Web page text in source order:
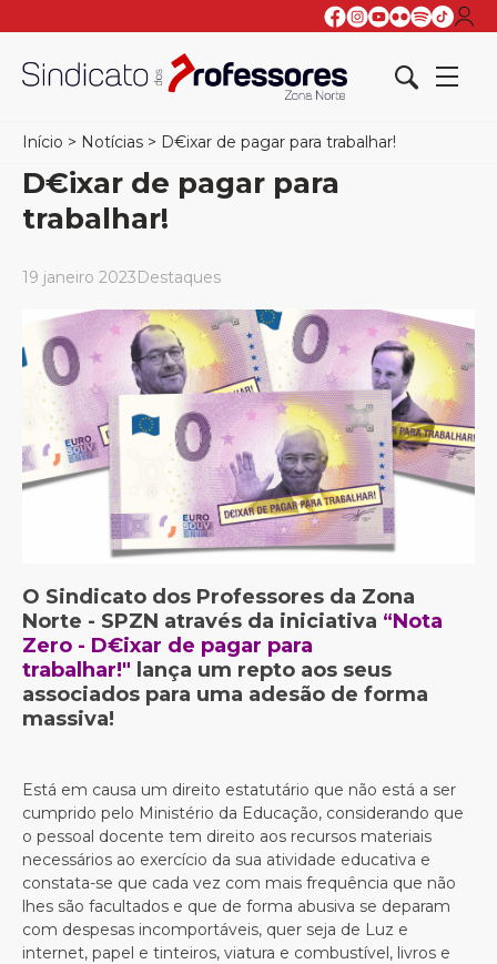
Início > Notícias > D€ixar de pagar para trabalhar!
D€ixar de pagar para
trabalhar!
19 janeiro 2023Destaques
O Sindicato dos Professores da Zona
Norte - SPZN através da iniciativa “Nota
Zero - D€ixar de pagar para
trabalhar!" lança um repto aos seus
associados para uma adesão de forma
massiva!
Está em causa um direito estatutário que não está a ser
cumprido pelo Ministério da Educação, considerando que
o pessoal docente tem direito aos recursos materiais
necessários ao exercício da sua atividade educativa e
constata-se que cada vez com mais frequência que não
lhes são facultados e que de forma abusiva se deparam
com despesas incomportáveis, quer seja de Luz e
internet, papel e tinteiros, viatura e combustível, livros e